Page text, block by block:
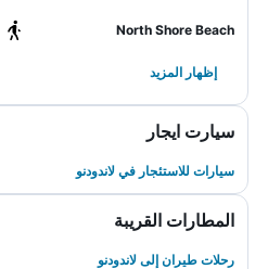
North Shore Beach
إظهار المزيد
سيارت ايجار
سيارات للاستئجار في لاندودنو
المطارات القريبة
رحلات طيران إلى لاندودنو